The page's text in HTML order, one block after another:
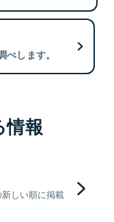
します。
情報
しい順に掲載